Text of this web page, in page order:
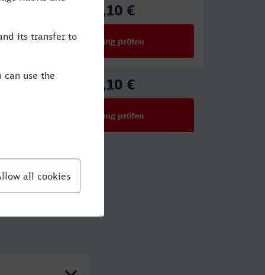
41,10 €
Verbindung prüfen
41,10 €
Verbindung prüfen